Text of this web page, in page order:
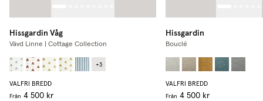
Hissgardin Våg
Vävd Linne | Cottage Collection
+3
VALFRI BREDD
Från 4 500 kr
Hissgardin
Bouclé
VALFRI BREDD
Från 4 500 kr